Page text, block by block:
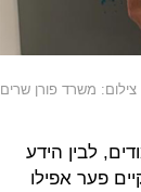
צילום: משרד פורן שרים
לבין הידע
פער אפילו